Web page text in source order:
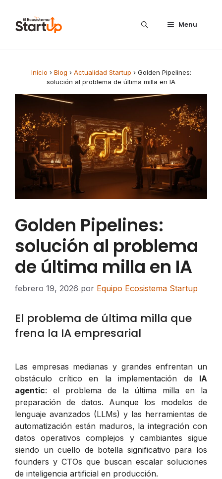
Menu
Inicio › Blog › Actualidad Startup › Golden Pipelines:
solución al problema de última milla en IA
Golden Pipelines:
solución al problema
de última milla en IA
febrero 19, 2026 por Equipo Ecosistema Startup
El problema de última milla que
frena la IA empresarial
Las empresas medianas y grandes enfrentan un
obstáculo crítico en la implementación de IA
agentic: el problema de la última milla en la
preparación de datos. Aunque los modelos de
lenguaje avanzados (LLMs) y las herramientas de
automatización están maduros, la integración con
datos operativos complejos y cambiantes sigue
siendo un cuello de botella significativo para los
founders y CTOs que buscan escalar soluciones
de inteligencia artificial en producción.